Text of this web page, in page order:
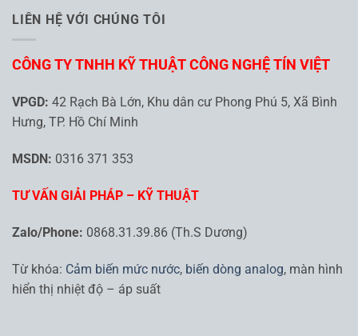
LIÊN HỆ VỚI CHÚNG TÔI
CÔNG TY TNHH KỸ THUẬT CÔNG NGHỆ TÍN VIỆT
VPGD: 42 Rạch Bà Lớn, Khu dân cư Phong Phú 5, Xã Bình
Hưng, TP. Hồ Chí Minh
MSDN: 0316 371 353
TƯ VẤN GIẢI PHÁP – KỸ THUẬT
Zalo/Phone: 0868.31.39.86 (Th.S Dương)
Từ khóa: Cảm biến mức nước, biến dòng analog, màn hình
hiển thị nhiệt độ – áp suất